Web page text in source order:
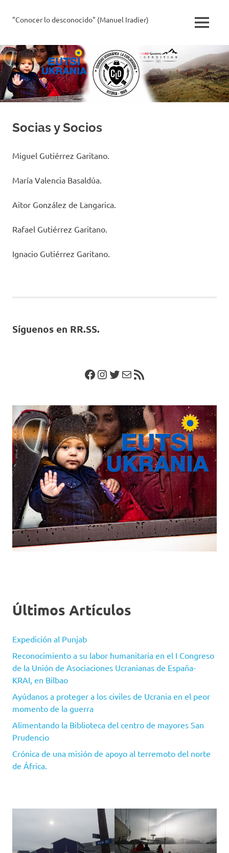
La
Exploradora
"Conocer lo desconocido" (Manuel Iradier)
MENÚ
Socias y Socios
Miguel Gutiérrez Garitano.
María Valencia Basaldúa.
Aitor González de Langarica.
Rafael Gutiérrez Garitano.
Ignacio Gutiérrez Garitano.
Síguenos en RR.SS.
Facebook
Instagram
Twitter
Correo electrónico
Feed RSS
Últimos Artículos
Expedición al Punjab
Reconocimiento a su labor humanitaria en el I Congreso
de la Unión de Asociaciones Ucranianas de España-
KRAI, en Bilbao
Ayúdanos a proteger a los civiles de Ucrania en el peor
momento de la guerra
Alimentando la Biblioteca del centro de mayores San
Prudencio
Crónica de una misión de apoyo al terremoto del norte
de África.